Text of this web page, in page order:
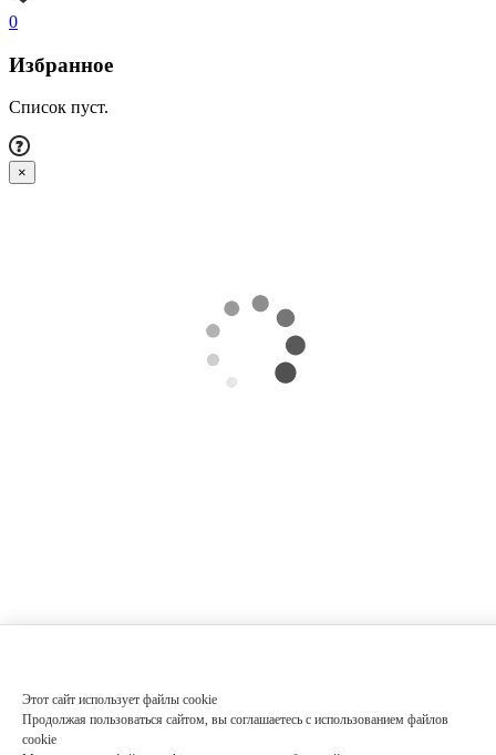
Этот сайт использует файлы cookie
Продолжая пользоваться сайтом, вы соглашаетесь с использованием файлов
cookie
0
Избранное
Список пуст.
×